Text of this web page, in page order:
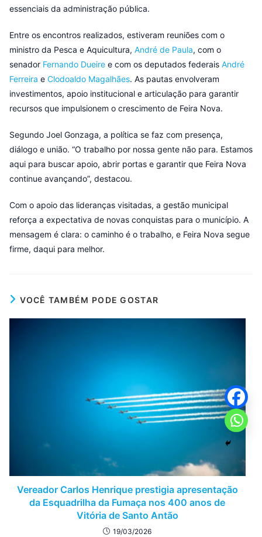
essenciais da administração pública.
Entre os encontros realizados, estiveram reuniões com o
ministro da Pesca e Aquicultura, André de Paula, com o
senador Fernando Dueire e com os deputados federais André
Ferreira e Clodoaldo Magalhães. As pautas envolveram
investimentos, apoio institucional e articulação para garantir
recursos que impulsionem o crescimento de Feira Nova.
Segundo Joel Gonzaga, a política se faz com presença,
diálogo e união. “O trabalho por nossa gente não para. Estamos
aqui para buscar apoio, abrir portas e garantir que Feira Nova
continue avançando”, destacou.
Com o apoio das lideranças visitadas, a gestão municipal
reforça a expectativa de novas conquistas para o município. A
mensagem é clara: o caminho é o trabalho, e Feira Nova segue
firme, daqui para melhor.
VOCÊ TAMBÉM PODE GOSTAR
Vereador Carlos Henrique prestigia apresentação
da Esquadrilha da Fumaça nos 400 anos de
Vitória de Santo Antão
19/03/2026